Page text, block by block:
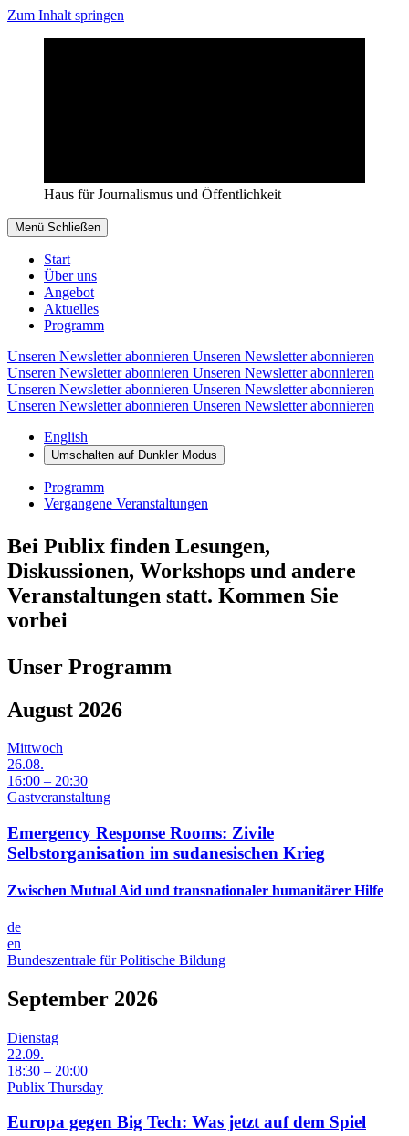
Zum Inhalt springen
Haus für Journalismus und Öffentlichkeit
Menü Schließen
Start
Über uns
Angebot
Aktuelles
Programm
Unseren Newsletter abonnieren Unseren Newsletter abonnieren
Unseren Newsletter abonnieren Unseren Newsletter abonnieren
Unseren Newsletter abonnieren Unseren Newsletter abonnieren
Unseren Newsletter abonnieren Unseren Newsletter abonnieren
English
Umschalten auf DunklerModus
Programm
Vergangene Veranstaltungen
Bei Publix finden Lesungen,
Diskussionen, Workshops und andere
Veranstaltungen statt. Kommen Sie
vorbei
Unser Programm
August 2026
Mittwoch
26.08.
16:00 – 20:30
Gastveranstaltung
Emergency Response Rooms: Zivile
Selbstorganisation im sudanesischen Krieg
Zwischen Mutual Aid und transnationaler humanitärer Hilfe
de
en
Bundeszentrale für Politische Bildung
September 2026
Dienstag
22.09.
18:30 – 20:00
Publix Thursday
Europa gegen Big Tech: Was jetzt auf dem Spiel